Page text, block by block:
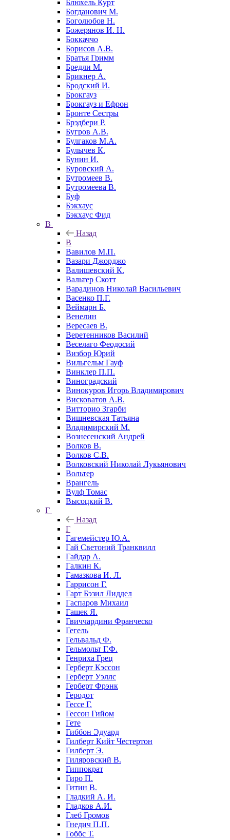
Блюхель Курт
Богданович М.
Боголюбов Н.
Божерянов И. Н.
Боккаччо
Борисов А.В.
Братья Гримм
Бредли М.
Брикнер А.
Бродский И.
Брокгауз
Брокгауз и Ефрон
Бронте Сестры
Брэдбери Р.
Бугров А.В.
Булгаков М.А.
Булычев К.
Бунин И.
Буровский А.
Бутромеев В.
Бутромеева В.
Буф
Бэкхаус
Бэкхаус Фид
В
Назад
В
Вавилов М.П.
Вазари Джорджо
Валишевский К.
Вальтер Скотт
Варадинов Николай Васильевич
Васенко П.Г.
Веймарн Б.
Венелин
Вересаев В.
Веретенников Василий
Веселаго Феодосий
Визбор Юрий
Вильгельм Гауф
Винклер П.П.
Виноградский
Винокуров Игорь Владимирович
Висковатов А.В.
Витторио Згарби
Вишневская Татьяна
Владимирский М.
Вознесенский Андрей
Волков В.
Волков С.В.
Волковский Николай Лукьянович
Вольтер
Врангель
Вулф Томас
Высоцкий В.
Г
Назад
Г
Гагемейстер Ю.А.
Гай Светоний Транквилл
Гайдар А.
Галкин К.
Гамазкова И. Л.
Гаррисон Г.
Гарт Бэзил Лиддел
Гаспаров Михаил
Гашек Я.
Гвиччардини Франческо
Гегель
Гельвальд Ф.
Гельмольт Г.Ф.
Генриха Грец
Герберт Кэссон
Герберт Уэллс
Герберт Фрэнк
Геродот
Гессе Г.
Гессон Гийом
Гете
Гиббон Эдуард
Гилберт Кийт Честертон
Гилберт Э.
Гиляровский В.
Гиппократ
Гиро П.
Гитин В.
Гладкий А. И.
Гладков А.И.
Глеб Громов
Гнедич П.П.
Гоббс Т.